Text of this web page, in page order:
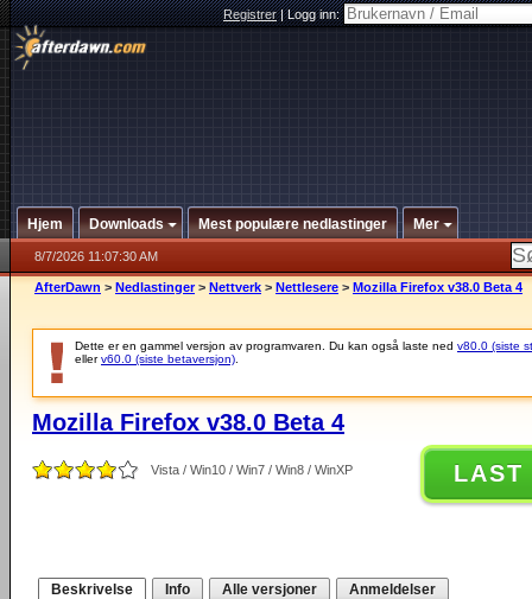
Registrer|Logg inn:
Hjem Downloads Mest populære nedlastinger Mer
8/7/2026 11:07:30 AM
AfterDawn > Nedlastinger > Nettverk > Nettlesere > Mozilla Firefox v38.0 Beta 4
Dette er en gammel versjon av programvaren. Du kan også laste ned v80.0 (siste
ellerv60.0 (siste betaversjon)
Mozilla Firefox v38.0 Beta 4
Vista / Win10 / Win7 / Win8 / WinXP LAST
Beskrivelse Info Alle versjoner Anmeldelser